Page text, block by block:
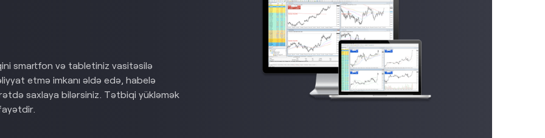
smartfon və tabletiniz vasitəsilə
etmə imkanı əldə edə, habelə
saxlaya bilərsiniz. Tətbiqi yükləmək